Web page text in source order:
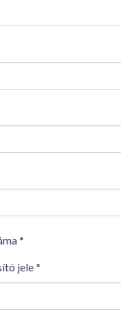
*
jele *